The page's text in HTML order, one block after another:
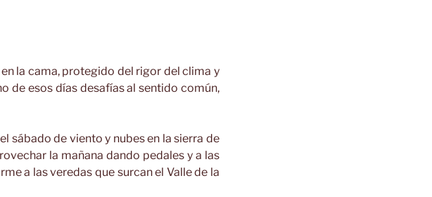
la cama, protegido del rigor del clima y
de esos días desafías al sentido común,
sábado de viento y nubes en la sierra de
la mañana dando pedales y a las
a las veredas que surcan el Valle de la